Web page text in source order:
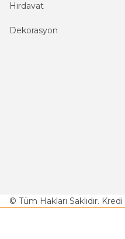
Hırdavat
Dekorasyon
© Tüm Hakları Saklıdır.